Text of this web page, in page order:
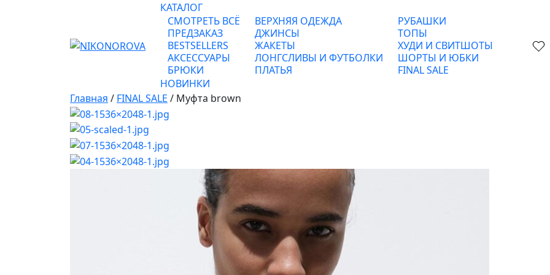
КАТАЛОГ
СМОТРЕТЬ ВСЁ
ПРЕДЗАКАЗ
BESTSELLERS
АКСЕССУАРЫ
БРЮКИ
ВЕРХНЯЯ ОДЕЖДА
ДЖИНСЫ
ЖАКЕТЫ
ЛОНГСЛИВЫ И ФУТБОЛКИ
ПЛАТЬЯ
РУБАШКИ
ТОПЫ
ХУДИ И СВИТШОТЫ
ШОРТЫ И ЮБКИ
FINAL SALE
НОВИНКИ
Главная / FINAL SALE / Муфта brown